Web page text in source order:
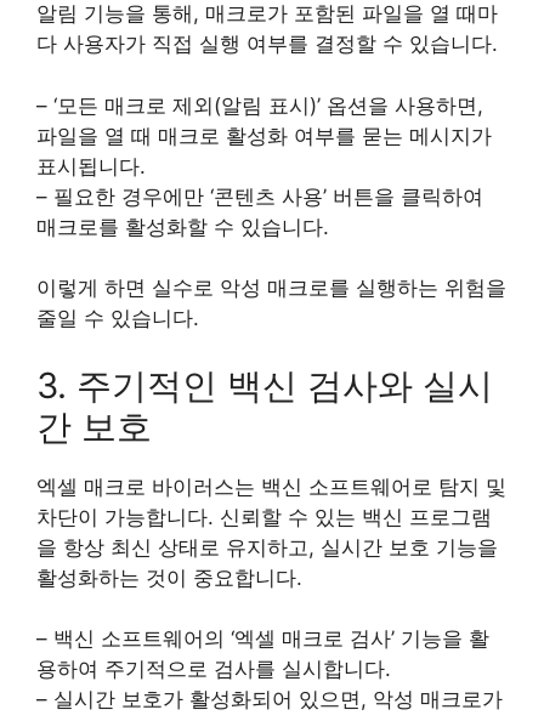
알림 기능을 통해, 매크로가 포함된 파일을 열 때마
다 사용자가 직접 실행 여부를 결정할 수 있습니다.
– ‘모든 매크로 제외(알림 표시)’ 옵션을 사용하면,
파일을 열 때 매크로 활성화 여부를 묻는 메시지가
표시됩니다.
– 필요한 경우에만 ‘콘텐츠 사용’ 버튼을 클릭하여
매크로를 활성화할 수 있습니다.
이렇게 하면 실수로 악성 매크로를 실행하는 위험을
줄일 수 있습니다.
3. 주기적인 백신 검사와 실시
간 보호
엑셀 매크로 바이러스는 백신 소프트웨어로 탐지 및
차단이 가능합니다. 신뢰할 수 있는 백신 프로그램
을 항상 최신 상태로 유지하고, 실시간 보호 기능을
활성화하는 것이 중요합니다.
– 백신 소프트웨어의 ‘엑셀 매크로 검사’ 기능을 활
용하여 주기적으로 검사를 실시합니다.
– 실시간 보호가 활성화되어 있으면, 악성 매크로가